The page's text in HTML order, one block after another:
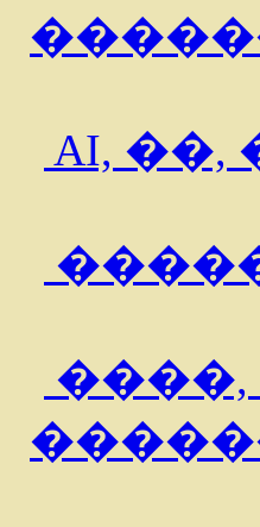
AI,
����,